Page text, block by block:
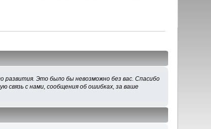
развития. Это было бы невозможно без вас. Спасибо
связь с нами, сообщения об ошибках, за ваше